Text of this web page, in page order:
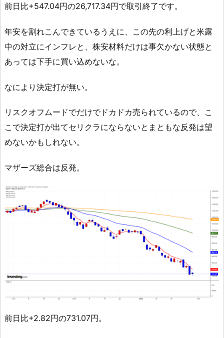
前日比+547.04円の26,717.34円で取引終了です。
年安を割れこんできているうえに、この先の利上げと米露
中の対立にインフレと、株安材料だけは事欠かない状態と
あっては下手に買い込めないな。
なにより決定打が無い。
リスクオフムードでだけでドカドカ売られているので、こ
こで決定打が出てセリクラにならないとまともな反発は望
めないかもしれない。
マザーズ総合は反発。
前日比+2.82円の731.07円。